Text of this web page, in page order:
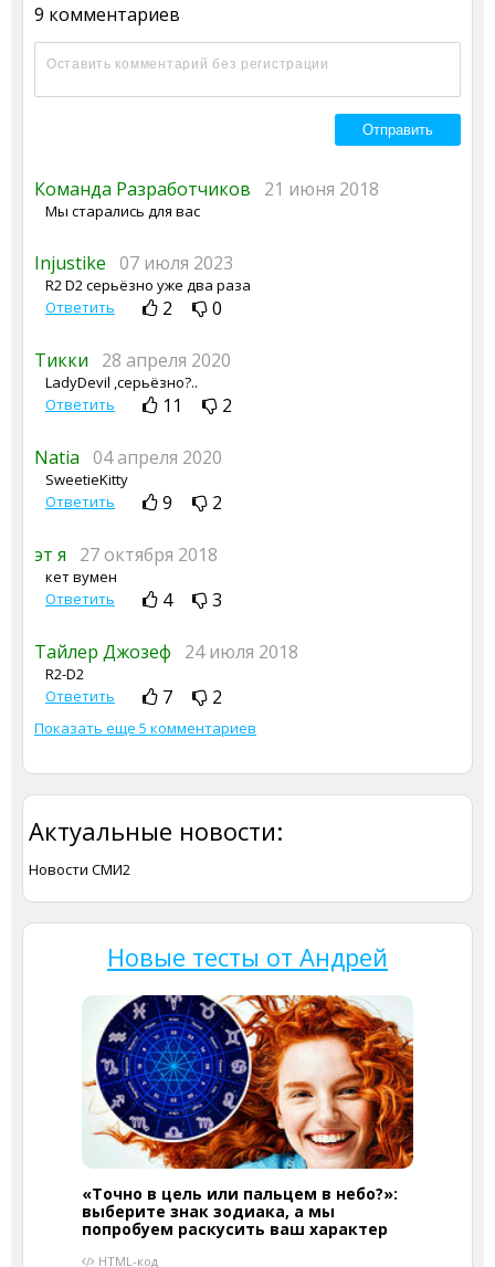
9 комментариев
Команда Разработчиков 21 июня 2018
Мы старались для вас
Injustike 07 июля 2023
R2 D2 серьёзно уже два раза
Ответить
2 0
Тикки 28 апреля 2020
LadyDevil ,серьёзно?..
Ответить
11 2
Natia 04 апреля 2020
SweetieKitty
Ответить
9 2
эт я 27 октября 2018
кет вумен
Ответить
4 3
Тайлер Джозеф 24 июля 2018
R2-D2
Ответить
7 2
Показать еще 5 комментариев
Актуальные новости:
Новости СМИ2
Новые тесты от Андрей
«Точно в цель или пальцем в небо?»:
выберите знак зодиака, а мы
попробуем раскусить ваш характер
HTML-код